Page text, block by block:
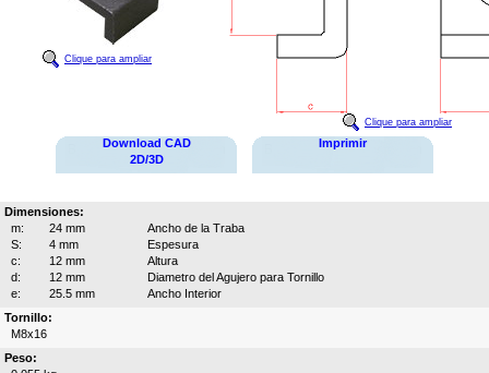
Clique para ampliar
Clique para ampliar
Download CAD
2D/3D
Imprimir
Dimensiones:
m:
24 mm
Ancho de la Traba
S:
4 mm
Espesura
c:
12 mm
Altura
d:
12 mm
Diametro del Agujero para Tornillo
e:
25.5 mm
Ancho Interior
Tornillo:
M8x16
Peso: